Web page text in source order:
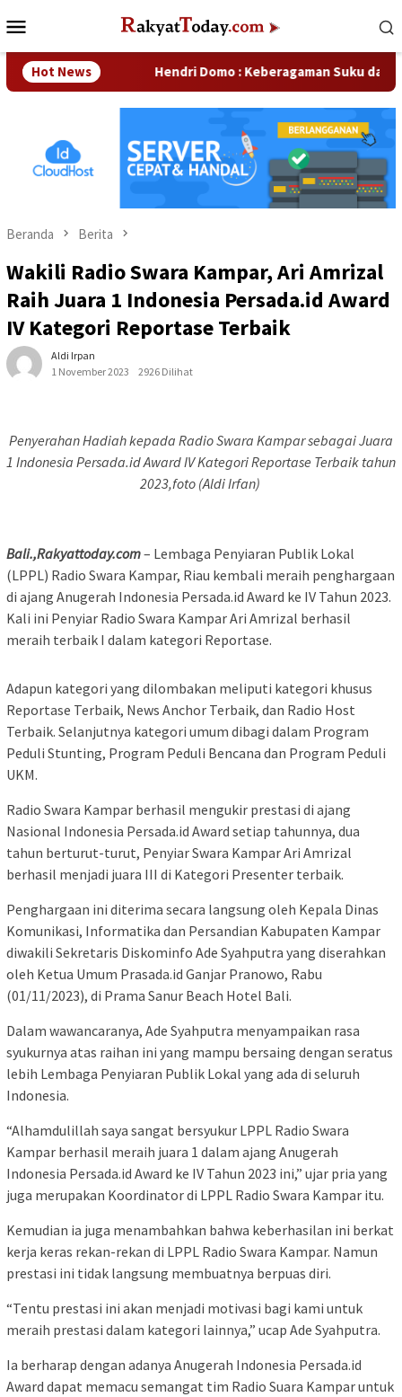
ke
Mobile
Hot News Hendri Domo : Keberagaman Suku dan Budaya
Beranda Berita
Wakili Radio Swara Kampar, Ari Amrizal
Raih Juara 1 Indonesia Persada.id Award
IV Kategori Reportase Terbaik
Aldi Irpan
1 November 2023
2926 Dilihat
Penyerahan Hadiah kepada Radio Swara Kampar sebagai Juara
1 Indonesia Persada.id Award IV Kategori Reportase Terbaik tahun
2023,foto (Aldi Irfan)
Bali.,Rakyattoday.com– Lembaga Penyiaran Publik Lokal
(LPPL) Radio Swara Kampar, Riau kembali meraih penghargaan
di ajang Anugerah Indonesia Persada.id Award ke IV Tahun 2023.
Kali ini Penyiar Radio Swara Kampar Ari Amrizal berhasil
meraih terbaik I dalam kategori Reportase.
Adapun kategori yang dilombakan meliputi kategori khusus
Reportase Terbaik, News Anchor Terbaik, dan Radio Host
Terbaik. Selanjutnya kategori umum dibagi dalam Program
Peduli Stunting, Program Peduli Bencana dan Program Peduli
UKM.
Radio Swara Kampar berhasil mengukir prestasi di ajang
Nasional Indonesia Persada.id Award setiap tahunnya, dua
tahun berturut-turut, Penyiar Swara Kampar Ari Amrizal
berhasil menjadi juara III di Kategori Presenter terbaik.
Penghargaan ini diterima secara langsung oleh Kepala Dinas
Komunikasi, Informatika dan Persandian Kabupaten Kampar
diwakili Sekretaris Diskominfo Ade Syahputra yang diserahkan
oleh Ketua Umum Prasada.id Ganjar Pranowo, Rabu
(01/11/2023), di Prama Sanur Beach Hotel Bali.
Dalam wawancaranya, Ade Syahputra menyampaikan rasa
syukurnya atas raihan ini yang mampu bersaing dengan seratus
lebih Lembaga Penyiaran Publik Lokal yang ada di seluruh
Indonesia.
“Alhamdulillah saya sangat bersyukur LPPL Radio Swara
Kampar berhasil meraih juara 1 dalam ajang Anugerah
Indonesia Persada.id Award ke IV Tahun 2023 ini,” ujar pria yang
juga merupakan Koordinator di LPPL Radio Swara Kampar itu.
Kemudian ia juga menambahkan bahwa keberhasilan ini berkat
kerja keras rekan-rekan di LPPL Radio Swara Kampar. Namun
prestasi ini tidak langsung membuatnya berpuas diri.
“Tentu prestasi ini akan menjadi motivasi bagi kami untuk
meraih prestasi dalam kategori lainnya,” ucap Ade Syahputra.
Ia berharap dengan adanya Anugerah Indonesia Persada.id
Award dapat memacu semangat tim Radio Suara Kampar untuk